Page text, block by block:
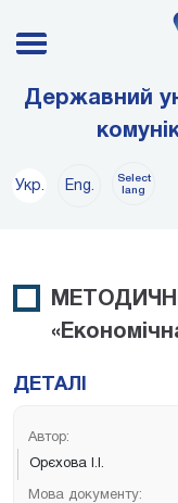
Державний
Укр. Eng.
Select
lang
ДЕТАЛІ
Автор:
Орєхова І.І.
Мова документу: